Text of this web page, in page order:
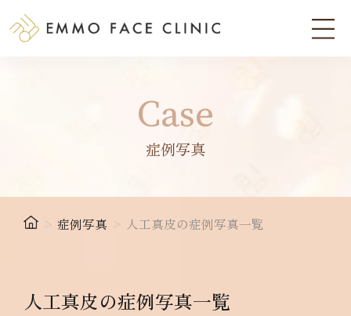
Case
症例写真
> 症例写真 > 人工真皮の症例写真一覧
人工真皮の症例写真一覧